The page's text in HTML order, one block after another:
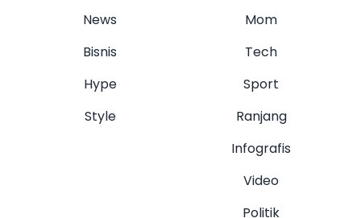
News
Bisnis
Hype
Style
Mom
Tech
Sport
Ranjang
Infografis
Video
Politik